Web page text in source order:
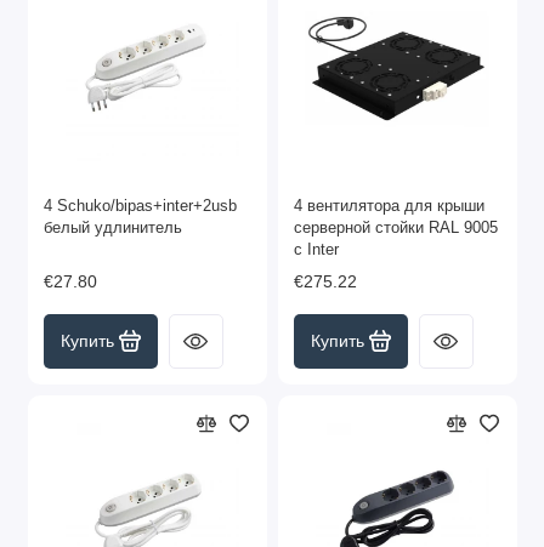
4 Schuko/bipas+inter+2usb
белый удлинитель
€27.80
Купить
4 вентилятора для крыши
серверной стойки RAL 9005
с Inter
€275.22
Купить